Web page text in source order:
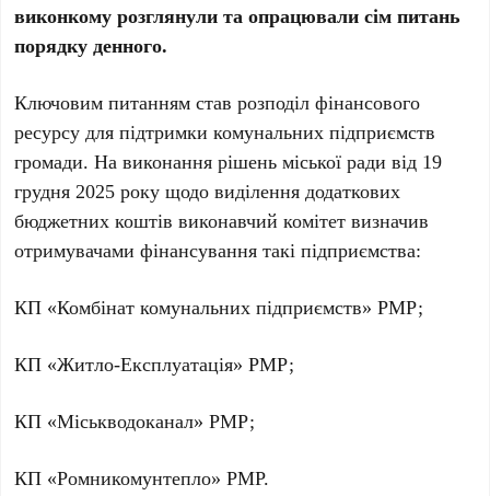
виконкому розглянули та опрацювали сім питань
порядку денного.
Ключовим питанням став розподіл фінансового
ресурсу для підтримки комунальних підприємств
громади. На виконання рішень міської ради від 19
грудня 2025 року щодо виділення додаткових
бюджетних коштів виконавчий комітет визначив
отримувачами фінансування такі підприємства:
КП «Комбінат комунальних підприємств» РМР;
КП «Житло-Експлуатація» РМР;
КП «Міськводоканал» РМР;
КП «Ромникомунтепло» РМР.